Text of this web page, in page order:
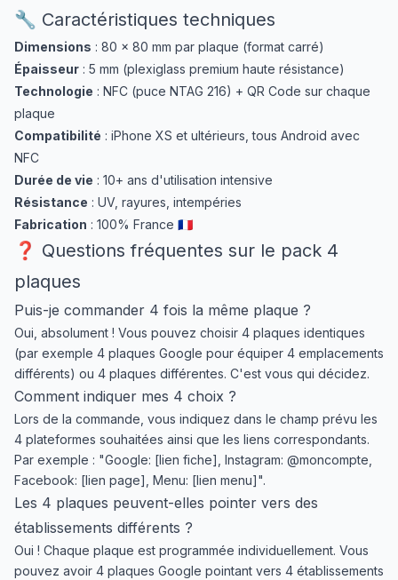
🔧 Caractéristiques techniques
Dimensions : 80 × 80 mm par plaque (format carré)
Épaisseur : 5 mm (plexiglass premium haute résistance)
Technologie : NFC (puce NTAG 216) + QR Code sur chaque
plaque
Compatibilité : iPhone XS et ultérieurs, tous Android avec
NFC
Durée de vie : 10+ ans d'utilisation intensive
Résistance : UV, rayures, intempéries
Fabrication : 100% France 🇫🇷
❓ Questions fréquentes sur le pack 4
plaques
Puis-je commander 4 fois la même plaque ?
Oui, absolument ! Vous pouvez choisir 4 plaques identiques
(par exemple 4 plaques Google pour équiper 4 emplacements
différents) ou 4 plaques différentes. C'est vous qui décidez.
Comment indiquer mes 4 choix ?
Lors de la commande, vous indiquez dans le champ prévu les
4 plateformes souhaitées ainsi que les liens correspondants.
Par exemple : "Google: [lien fiche], Instagram: @moncompte,
Facebook: [lien page], Menu: [lien menu]".
Les 4 plaques peuvent-elles pointer vers des
établissements différents ?
Oui ! Chaque plaque est programmée individuellement. Vous
pouvez avoir 4 plaques Google pointant vers 4 établissements